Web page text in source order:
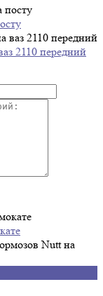
2110 передний
Nutt на